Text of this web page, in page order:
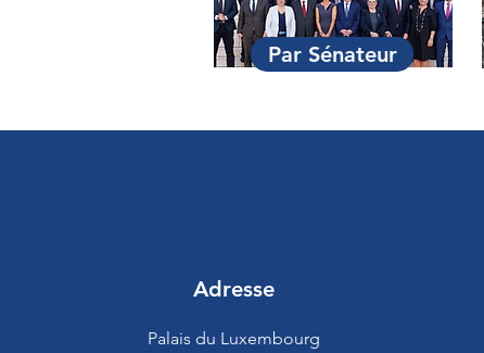
Par Sénateur
Adresse
Palais du Luxembourg